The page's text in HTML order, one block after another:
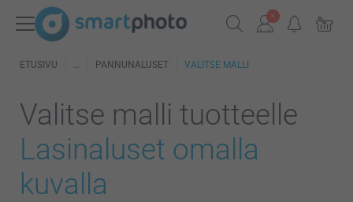
ETUSIVU PANNUNALUSET VALITSE MALLI
Valitse malli tuotteelle
Lasinaluset omalla
kuvalla